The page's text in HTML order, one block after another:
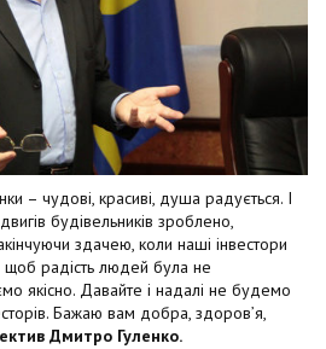
– чудові, красиві, душа радується. І
будівельників зроблено,
здачею, коли наші інвестори
щоб радість людей була не
якісно. Давайте і надалі не будемо
Бажаю вам добра, здоров’я,
Дмитро Гуленко.